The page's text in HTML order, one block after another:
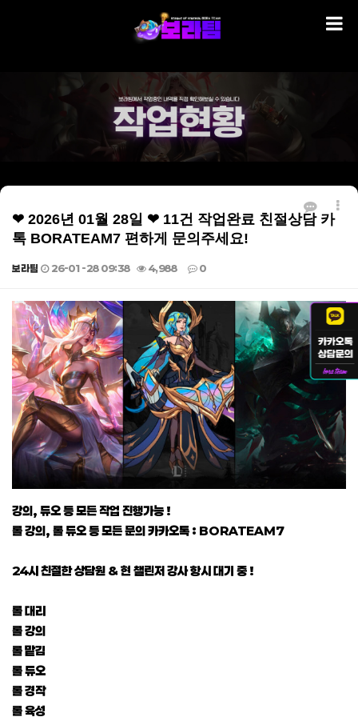
❤ 2026년 01월 28일 ❤ 11건 작업완료 친절상담 카
톡 BORATEAM7 편하게 문의주세요!
보라팀 26-01-28 09:38 4,988 0
본문
강의, 듀오 등 모든 작업 진행가능 !
롤 강의, 롤 듀오 등 모든 문의 카카오톡 : BORATEAM7
24시 친절한 상담원 & 현 챌린저 강사 항시 대기 중 !
롤 대리
롤 강의
롤 맡김
롤 듀오
롤 경작
롤 육성